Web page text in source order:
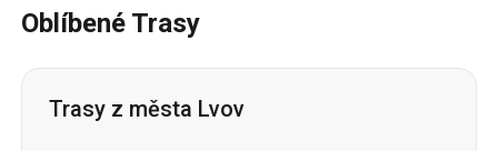
Lvov- Pavlohrad